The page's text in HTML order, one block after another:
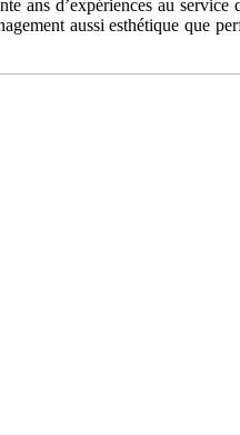
ans d’expériences au
aussi esthétique que